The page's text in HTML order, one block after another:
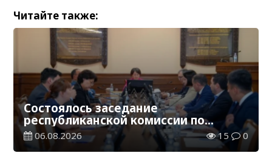
Читайте также:
Состоялось заседание
республиканской комиссии по
присуждению образовательных
грантов
06.08.2026 15 0